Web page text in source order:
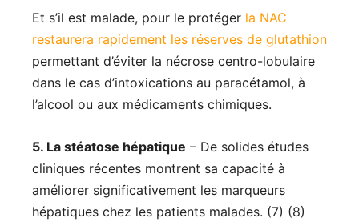
Et s’il est malade, pour le protéger la NAC
restaurera rapidement les réserves de glutathion
permettant d’éviter la nécrose centro-lobulaire
dans le cas d’intoxications au paracétamol, à
l’alcool ou aux médicaments chimiques.
5. La stéatose hépatique – De solides études
cliniques récentes montrent sa capacité à
améliorer significativement les marqueurs
hépatiques chez les patients malades. (7) (8)